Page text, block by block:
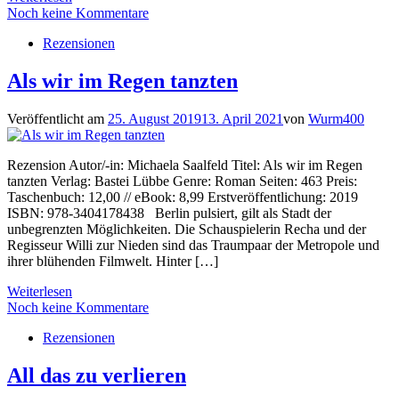
Noch keine Kommentare
Rezensionen
Als wir im Regen tanzten
Veröffentlicht am 25. August 201913. April 2021von Wurm400
Rezension Autor/-in: Michaela Saalfeld Titel: Als wir im Regen
tanzten Verlag: Bastei Lübbe Genre: Roman Seiten: 463 Preis:
Taschenbuch: 12,00 // eBook: 8,99 Erstveröffentlichung: 2019
ISBN: 978-3404178438 Berlin pulsiert, gilt als Stadt der
unbegrenzten Möglichkeiten. Die Schauspielerin Recha und der
Regisseur Willi zur Nieden sind das Traumpaar der Metropole und
ihrer blühenden Filmwelt. Hinter […]
Weiterlesen
Noch keine Kommentare
Rezensionen
All das zu verlieren